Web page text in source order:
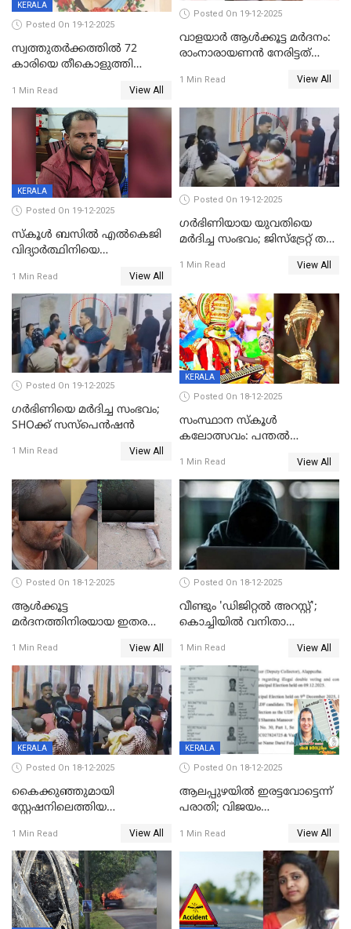
KERALA
Posted On 19-12-2025
സ്വത്തുതര്‍ക്കത്തില്‍ 72
കാരിയെ തീകൊളുത്തി
ക്രൂരകൊലപാതകത്തില്‍
സഹോദരിപുത്രന് ജീവപര്യന്തം
1 Min Read View All
Posted On 19-12-2025
വാളയാർ ആൾക്കൂട്ട മർദനം:
രാംനാരായണൻ നേരിട്ടത്
നാൽപ്പതിലേറെ
റിപ്പോർട്ട്
1 Min Read View All
KERALA
Posted On 19-12-2025
സ്കൂൾ ബസിൽ എൽകെജി
വിദ്യാര്‍ത്ഥിനിയെ
ക്ലീനര്‍ പിടിയിൽ
1 Min Read View All
Posted On 19-12-2025
ഗര്‍ഭിണിയായ യുവതിയെ
മര്‍ദിച്ച സംഭവം; ജിസ്‌ട്രേറ്റ് തല
യുവതി
1 Min Read View All
Posted On 19-12-2025
ഗര്‍ഭിണിയെ മർദിച്ച സംഭവം;
SHOക്ക് സസ്പെൻഷൻ
1 Min Read View All
KERALA
Posted On 18-12-2025
സംസ്ഥാന സ്കൂൾ
കലോത്സവം: പന്തൽ
1 Min Read View All
Posted On 18-12-2025
ആൾക്കൂട്ട
മർദനത്തിനിരയായ ഇതര
നടുക്കുന്ന സംഭവം
വാളയാറിൽ
1 Min Read View All
Posted On 18-12-2025
വീണ്ടും 'ഡിജിറ്റല്‍ അറസ്റ്റ്';
കൊച്ചിയില്‍ വനിതാ
കോടി രൂപ
1 Min Read View All
KERALA
Posted On 18-12-2025
കൈക്കുഞ്ഞുമായി
സ്റ്റേഷനിലെത്തിയ
കരണത്തടിച്ചു; CC ടിവി
ദൃശ്യങ്ങൾ പുറത്ത്
1 Min Read View All
KERALA
Posted On 18-12-2025
ആലപ്പുഴയിൽ ഇരട്ടവോട്ടെന്ന്
പരാതി; വിജയം
വാർഡിലെ എൽഡിഎഫ്
സ്ഥാനാർത്ഥി
1 Min Read View All